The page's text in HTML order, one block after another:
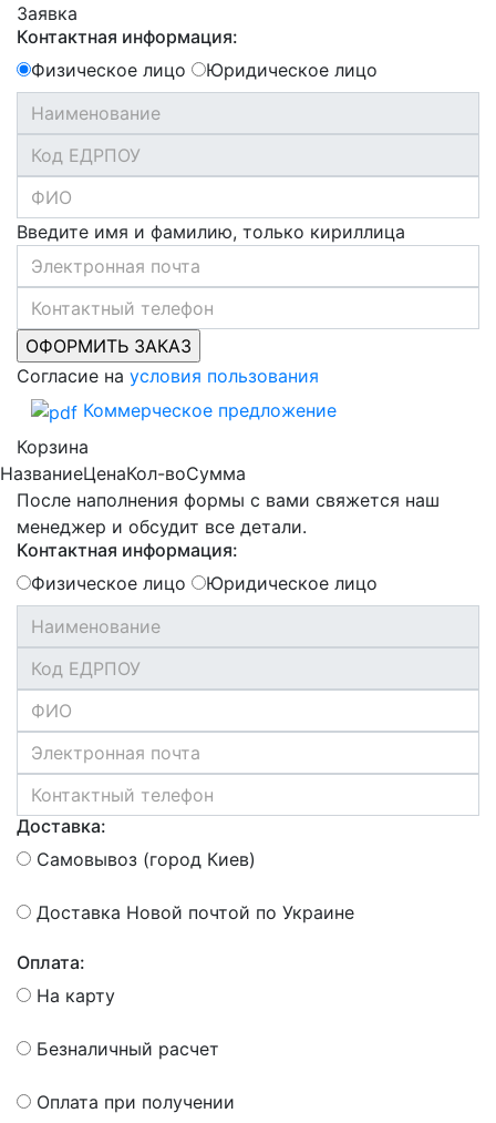
Заявка
Контактная информация:
Физическое лицо
Юридическое лицо
Введите имя и фамилию, только кириллица
Согласие на условия пользования
Коммерческое предложение
Корзина
НазваниеЦенаКол-воСумма
После наполнения формы с вами свяжется наш
менеджер и обсудит все детали.
Контактная информация:
Физическое лицо
Юридическое лицо
Доставка:
Самовывоз (город Киев)
Доставка Новой почтой по Украине
Оплата:
На карту
Безналичный расчет
Оплата при получении